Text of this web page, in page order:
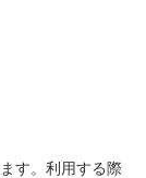
す。利用する際